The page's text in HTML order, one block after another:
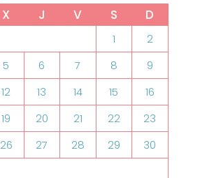
X J V S D
1
2
5 6 7 8
9
12 13 14 15
16
19 20 21 22
23
26 27 28 29
30